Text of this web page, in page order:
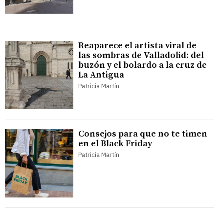
Reaparece el artista viral de
las sombras de Valladolid: del
buzón y el bolardo a la cruz de
La Antigua
Patricia Martín
Consejos para que no te timen
en el Black Friday
Patricia Martín